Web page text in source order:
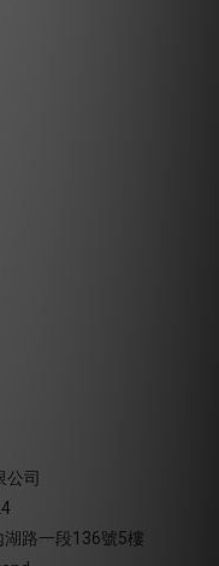
公司
路一段136號5樓